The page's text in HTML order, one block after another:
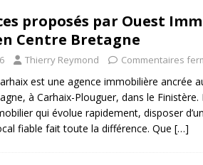
proposés par Ouest
Centre Bretagne
Thierry Reymond Commentaires
est une agence immobilière ancrée
à Carhaix-Plouguer, dans le Finistère.
qui évolue rapidement, disposer d’un
fiable fait toute la différence. Que […]